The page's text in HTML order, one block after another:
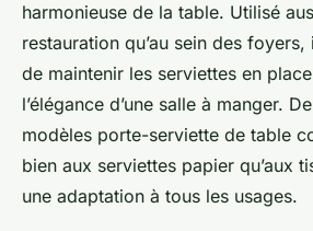
harmonieuse de la table. Utilisé
restauration qu’au sein des
de maintenir les serviettes en
l’élégance d’une salle à manger.
modèles porte-serviette de table
bien aux serviettes papier qu’aux
une adaptation à tous les usages.